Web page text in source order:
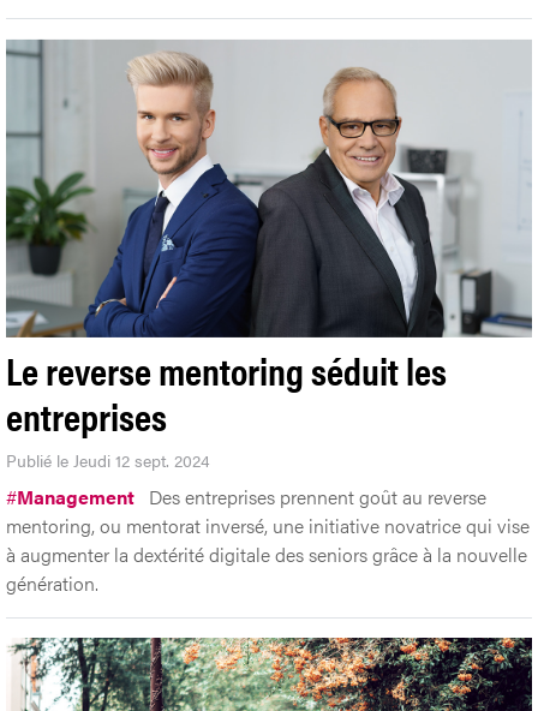
Le reverse mentoring séduit les
entreprises
Publié le Jeudi 12 sept. 2024
#Management Des entreprises prennent goût au reverse
mentoring, ou mentorat inversé, une initiative novatrice qui vise
à augmenter la dextérité digitale des seniors grâce à la nouvelle
génération.